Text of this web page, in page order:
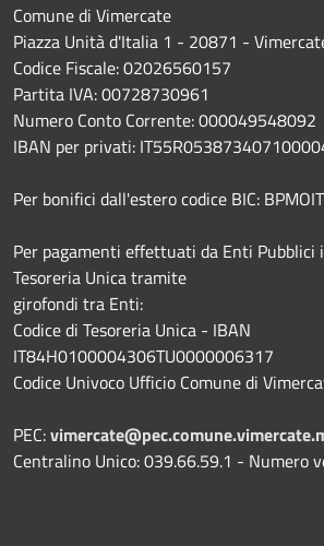
Comune di Vimercate
Piazza Unità d'Italia 1 - 20871 -
Codice Fiscale: 02026560157
Partita IVA: 00728730961
Numero Conto Corrente: 000049548092
IBAN per privati:
Per bonifici dall'estero codice BIC:
Per pagamenti effettuati da Enti Pubblici
Tesoreria Unica tramite
girofondi tra Enti:
Codice di Tesoreria Unica - IBAN
IT84H0100004306TU0000006317
Codice Univoco Ufficio Comune di
PEC:
Centralino Unico: 039.66.59.1 - Numero